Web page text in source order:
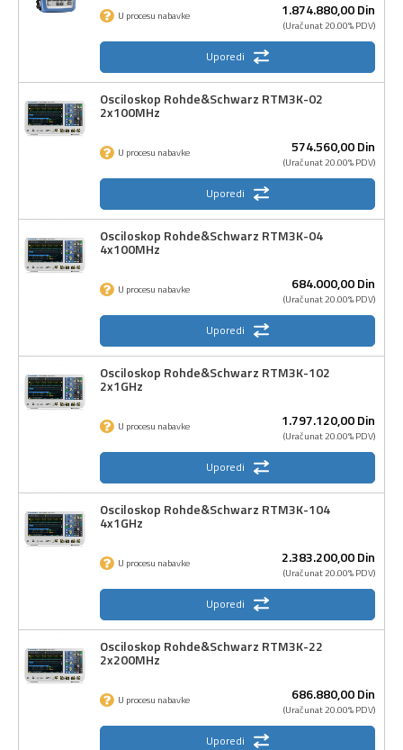
1.874.880,00Din
(Uračunat 20.00% PDV)
U procesu nabavke
Uporedi
Osciloskop Rohde&Schwarz RTM3K-02
2x100MHz
574.560,00Din
(Uračunat 20.00% PDV)
U procesu nabavke
Uporedi
Osciloskop Rohde&Schwarz RTM3K-04
4x100MHz
684.000,00Din
(Uračunat 20.00% PDV)
U procesu nabavke
Uporedi
Osciloskop Rohde&Schwarz RTM3K-102
2x1GHz
1.797.120,00Din
(Uračunat 20.00% PDV)
U procesu nabavke
Uporedi
Osciloskop Rohde&Schwarz RTM3K-104
4x1GHz
2.383.200,00Din
(Uračunat 20.00% PDV)
U procesu nabavke
Uporedi
Osciloskop Rohde&Schwarz RTM3K-22
2x200MHz
686.880,00Din
(Uračunat 20.00% PDV)
U procesu nabavke
Uporedi